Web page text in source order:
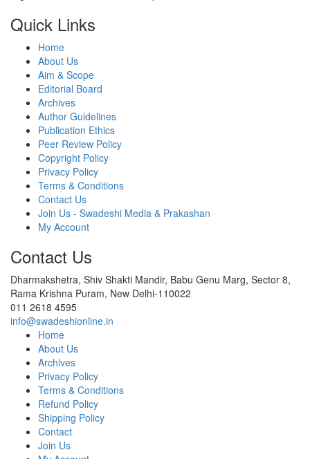
Quick Links
Home
About Us
Aim & Scope
Editorial Board
Archives
Author Guidelines
Publication Ethics
Peer Review Policy
Copyright Policy
Privacy Policy
Terms & Conditions
Contact Us
Join Us - Swadeshi Media & Prakashan
My Account
Contact Us
Dharmakshetra, Shiv Shakti Mandir, Babu Genu Marg, Sector 8,
Rama Krishna Puram, New Delhi-110022
011 2618 4595
info@swadeshionline.in
Home
About Us
Archives
Privacy Policy
Terms & Conditions
Refund Policy
Shipping Policy
Contact
Join Us